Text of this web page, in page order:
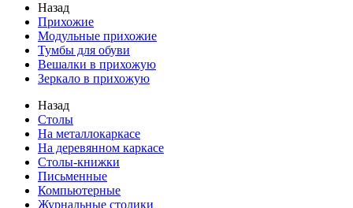
Назад
Прихожие
Модульные прихожие
Тумбы для обуви
Вешалки в прихожую
Зеркало в прихожую
Назад
Столы
На металлокаркасе
На деревянном каркасе
Столы-книжки
Письменные
Компьютерные
Журнальные столики